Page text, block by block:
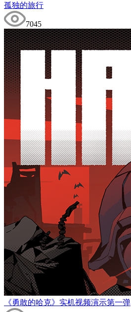
孤独的旅行
7045
《勇敢的哈克》实机视频演示第一弹